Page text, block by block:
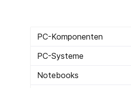
PC-Komponenten
PC-Systeme
Notebooks